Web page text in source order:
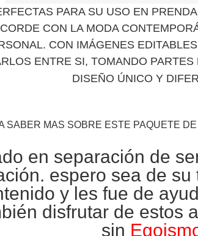
PARA SU USO EN
CON LA MODA
CON IMÁGENES
ENTRE SI, TOMANDO
DISEÑO ÚNICO Y
SABER MAS SOBRE ESTE PAQUETE
en separación de
. espero sea de
y les fue de
disfrutar de estos
sin